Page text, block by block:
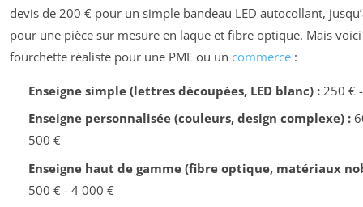
devis de 200 € pour un simple bandeau LED autocollant,
pour une pièce sur mesure en laque et fibre optique. Mais
fourchette réaliste pour une PME ou un commerce :
Enseigne simple (lettres découpées, LED blanc) :250 €
Enseigne personnalisée (couleurs, design complexe) :
500 €
Enseigne haut de gamme (fibre optique, matériaux
500 € - 4 000 €